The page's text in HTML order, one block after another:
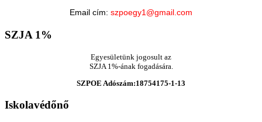
Email cím: szpoegy1@gmail.com
SZJA 1%
Egyesületünk jogosult az
SZJA 1%-ának fogadására.
SZPOE Adószám:18754175-1-13
Iskolavédőnő